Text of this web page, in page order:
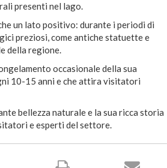
presenti nel lago.
un lato positivo: durante i periodi di
preziosi, come antiche statuette e
della regione.
occasionale della sua
10-15 anni e che attira visitatori
bellezza naturale e la sua ricca storia
e esperti del settore.